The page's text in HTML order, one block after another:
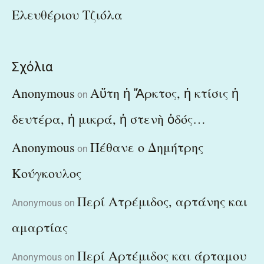
Ελευθέριου Τζιόλα
Σχόλια
Anonymous on Αὕτη ἡ Ἄρκτος, ἡ κτίσις ἡ
δευτέρα, ἡ μικρά, ἡ στενὴ ὁδός…
Anonymous on Πέθανε ο Δημήτρης
Κούγκουλος
Anonymous on Περί Ατρέμιδος, αρτάνης και
αμαρτίας
Anonymous on Περί Αρτέμιδος και άρταμου